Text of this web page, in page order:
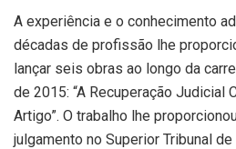
A experiência e o conhecimento
décadas de profissão lhe
lançar seis obras ao longo da
de 2015: “A Recuperação Judicial
Artigo”. O trabalho lhe
julgamento no Superior Tribunal